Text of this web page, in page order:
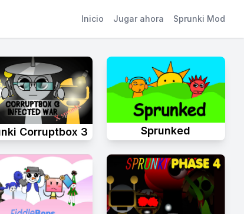
Inicio Jugar ahora Sprunki Mod
Corruptbox 3 Sprunked